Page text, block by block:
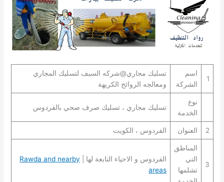
1
اسم
الشركة
تسليك مجاري@شركه السيف لتسليك المجاري
ومعالجه الروائح الكريهة
نوع
الخدمة
تسليك مجاري ، تسليك صرف صحي بالفردوس
2 العنوان الفردوس ، الكويت
3
المناطق
التي
تشلمها
الفردوس و الاحياء التابعة لها | Rawda and nearby
areas